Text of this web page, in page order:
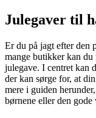
Julegaver til
Er du på jagt efter den
mange butikker kan du
julegave. I centret kan
der kan sørge for, at
mere i guiden
børnene eller den gode